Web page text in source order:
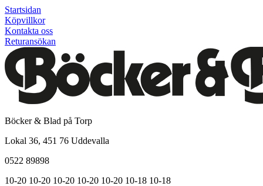
Startsidan
Köpvillkor
Kontakta oss
Returansökan
Böcker & Blad på Torp
Lokal 36, 451 76 Uddevalla
0522 89898
10-20 10-20 10-20 10-20 10-20 10-18 10-18